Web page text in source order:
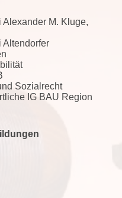
M. Kluge,
Altendorfer
Sozialrecht
IG BAU Region